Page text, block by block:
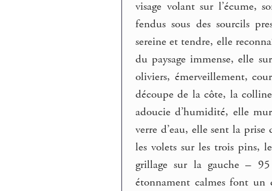
visage volant sur l’écume,
fendus sous des sourcils
sereine et tendre, elle
du paysage immense, elle
oliviers, émerveillement,
découpe de la côte, la
adoucie d’humidité, elle
verre d’eau, elle sent la
les volets sur les trois pins,
grillage sur la gauche –
étonnament calmes font un